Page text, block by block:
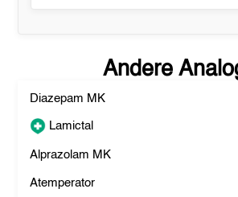
Andere
Diazepam MK
Lamictal
Alprazolam MK
Atemperator